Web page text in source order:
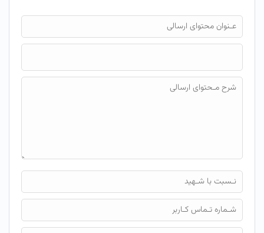
فایل محتوای ارسالی